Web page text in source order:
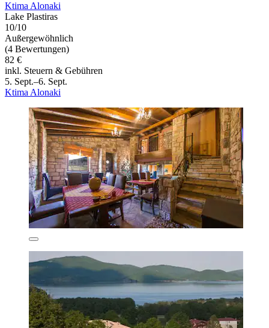
Ktima Alonaki
Lake Plastiras
10/10
Außergewöhnlich
(4 Bewertungen)
82 €
inkl. Steuern & Gebühren
5. Sept.–6. Sept.
Ktima Alonaki